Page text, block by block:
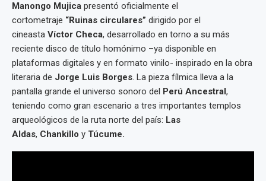
Manongo Mujica presentó oficialmente el
cortometraje “Ruinas circulares” dirigido por el
cineasta Víctor Checa, desarrollado en torno a su más
reciente disco de título homónimo –ya disponible en
plataformas digitales y en formato vinilo- inspirado en la obra
literaria de Jorge Luis Borges. La pieza fílmica lleva a la
pantalla grande el universo sonoro del Perú Ancestral,
teniendo como gran escenario a tres importantes templos
arqueológicos de la ruta norte del país: Las
Aldas, Chankillo y Túcume.